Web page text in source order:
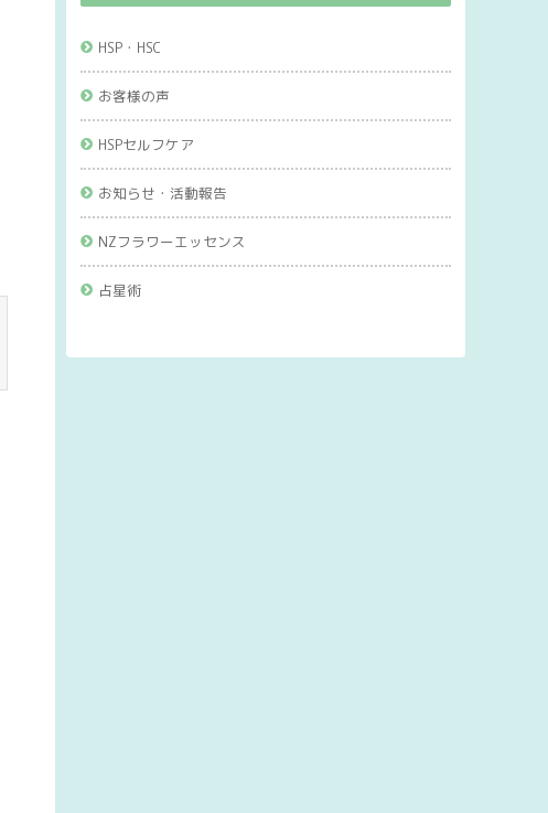
HSP・HSC
お客様の声
HSPセルフケア
お知らせ・活動報告
NZフラワーエッセンス
占星術